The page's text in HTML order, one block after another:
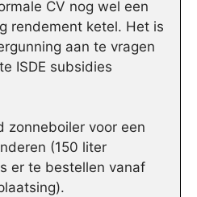
CV nog wel een
rendement ketel. Het is
aan te vragen
ISDE subsidies
zonneboiler voor een
(150 liter
er te bestellen vanaf